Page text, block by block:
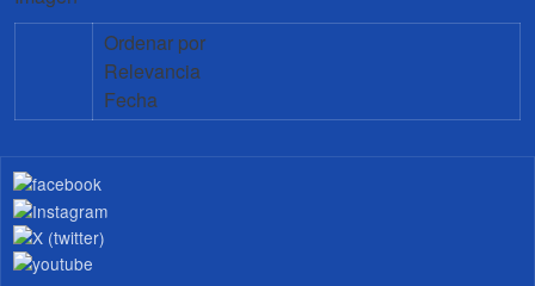
Ordenar por
Relevancia
Fecha